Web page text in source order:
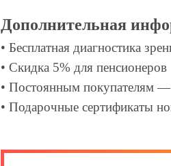
Дополнительная
• Бесплатная диагностика
• Скидка 5% для пенсионеров
• Постоянным покупателям
• Подарочные сертификаты